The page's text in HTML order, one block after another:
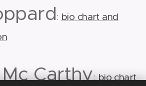
: bio chart and
Carthy:bio chart